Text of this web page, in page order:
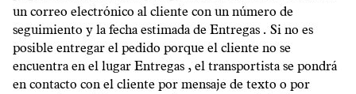
un correo electrónico al cliente con un número de
seguimiento y la fecha estimada de Entregas . Si no es
posible entregar el pedido porque el cliente no se
encuentra en el lugar Entregas , el transportista se pondrá
en contacto con el cliente por mensaje de texto o por